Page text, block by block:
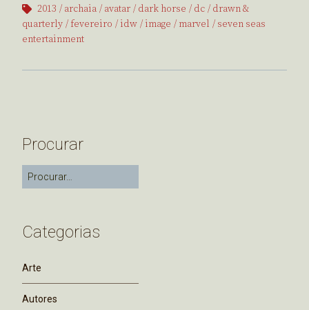
2013 archaia avatar dark horse dc
drawn &
quarterly
fevereiro idw image marvel
seven seas
entertainment
Procurar
Categorias
Arte
Autores